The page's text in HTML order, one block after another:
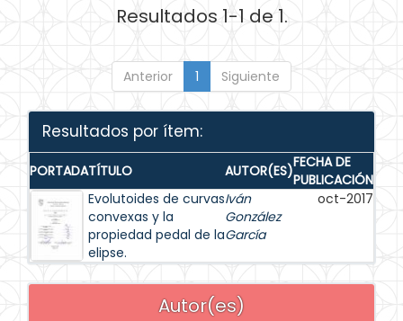
Resultados 1-1 de 1.
Anterior 1 Siguiente
Resultados por ítem:
PORTADATÍTULO AUTOR(ES)FECHA DE
PUBLICACIÓN
Evolutoides de curvas
convexas y la
propiedad pedal de la
elipse.
Iván
González
García
oct-2017
Autor(es)